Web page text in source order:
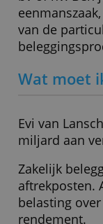
Minimale inleg
Voor wie
Zakelijk